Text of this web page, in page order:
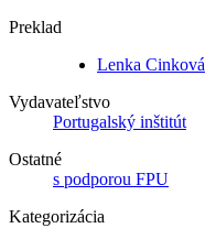
Preklad
Lenka Cinková
Vydavateľstvo
Portugalský inštitút
Ostatné
s podporou FPU
Kategorizácia